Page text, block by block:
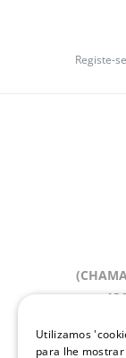
Registe-
Utilizamos
para lhe